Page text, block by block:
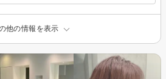
他の情報を表示